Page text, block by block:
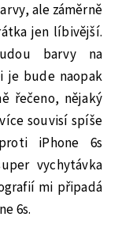
ale záměrně
jen líbivější.
barvy na
je bude naopak
řečeno, nějaký
souvisí spíše
iPhone 6s
vychytávka
mi připadá
6s.